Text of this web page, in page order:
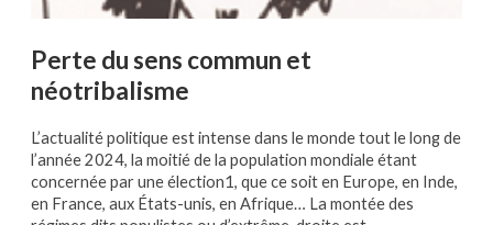
Perte du sens commun et
néotribalisme
L’actualité politique est intense dans le monde tout le long de
l’année 2024, la moitié de la population mondiale étant
concernée par une élection1, que ce soit en Europe, en Inde,
en France, aux États-unis, en Afrique… La montée des